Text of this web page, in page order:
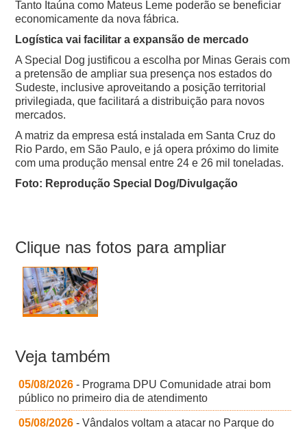
Tanto Itaúna como Mateus Leme poderão se beneficiar
economicamente da nova fábrica.
Logística vai facilitar a expansão de mercado
A Special Dog justificou a escolha por Minas Gerais com
a pretensão de ampliar sua presença nos estados do
Sudeste, inclusive aproveitando a posição territorial
privilegiada, que facilitará a distribuição para novos
mercados.
A matriz da empresa está instalada em Santa Cruz do
Rio Pardo, em São Paulo, e já opera próximo do limite
com uma produção mensal entre 24 e 26 mil toneladas.
Foto: Reprodução Special Dog/Divulgação
Clique nas fotos para ampliar
Veja também
05/08/2026 - Programa DPU Comunidade atrai bom
público no primeiro dia de atendimento
05/08/2026 - Vândalos voltam a atacar no Parque do